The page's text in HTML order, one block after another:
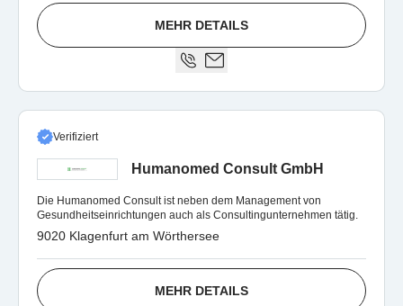
MEHR DETAILS
Verifiziert
Humanomed Consult GmbH
Die Humanomed Consult ist neben dem Management von
Gesundheitseinrichtungen auch als Consultingunternehmen tätig.
9020 Klagenfurt am Wörthersee
MEHR DETAILS